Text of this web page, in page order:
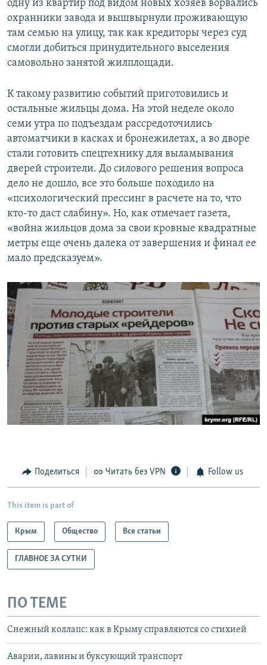
одну из квартир под видом новых хозяев ворвались
охранники завода и вышвырнули проживающую
там семью на улицу, так как кредиторы через суд
смогли добиться принудительного выселения
самовольно занятой жилплощади.
К такому развитию событий приготовились и
остальные жильцы дома. На этой неделе около
семи утра по подъездам рассредоточились
автоматчики в касках и бронежилетах, а во дворе
стали готовить спецтехнику для выламывания
дверей строители. До силового решения вопроса
дело не дошло, все это больше походило на
«психологический прессинг в расчете на то, что
кто-то даст слабину». Но, как отмечает газета,
«война жильцов дома за свои кровные квадратные
метры еще очень далека от завершения и финал ее
мало предсказуем».
Поделиться Читать без VPN Follow us
This item is part of
Крым Общество Все статьи
ГЛАВНОЕ ЗА СУТКИ
ПО ТЕМЕ
Снежный коллапс: как в Крыму справляются со стихией
Аварии, лавины и буксующий транспорт